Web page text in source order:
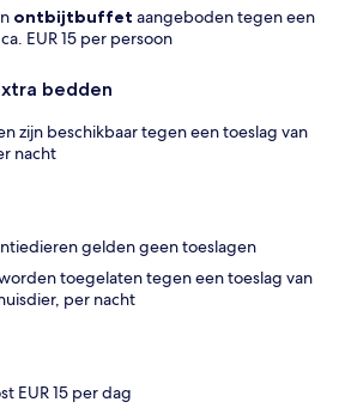
ontbijtbuffet aangeboden tegen een
EUR 15 per persoon
bedden
zijn beschikbaar tegen een toeslag van
nacht
gelden geen toeslagen
toegelaten tegen een toeslag van
per nacht
EUR 15 per dag